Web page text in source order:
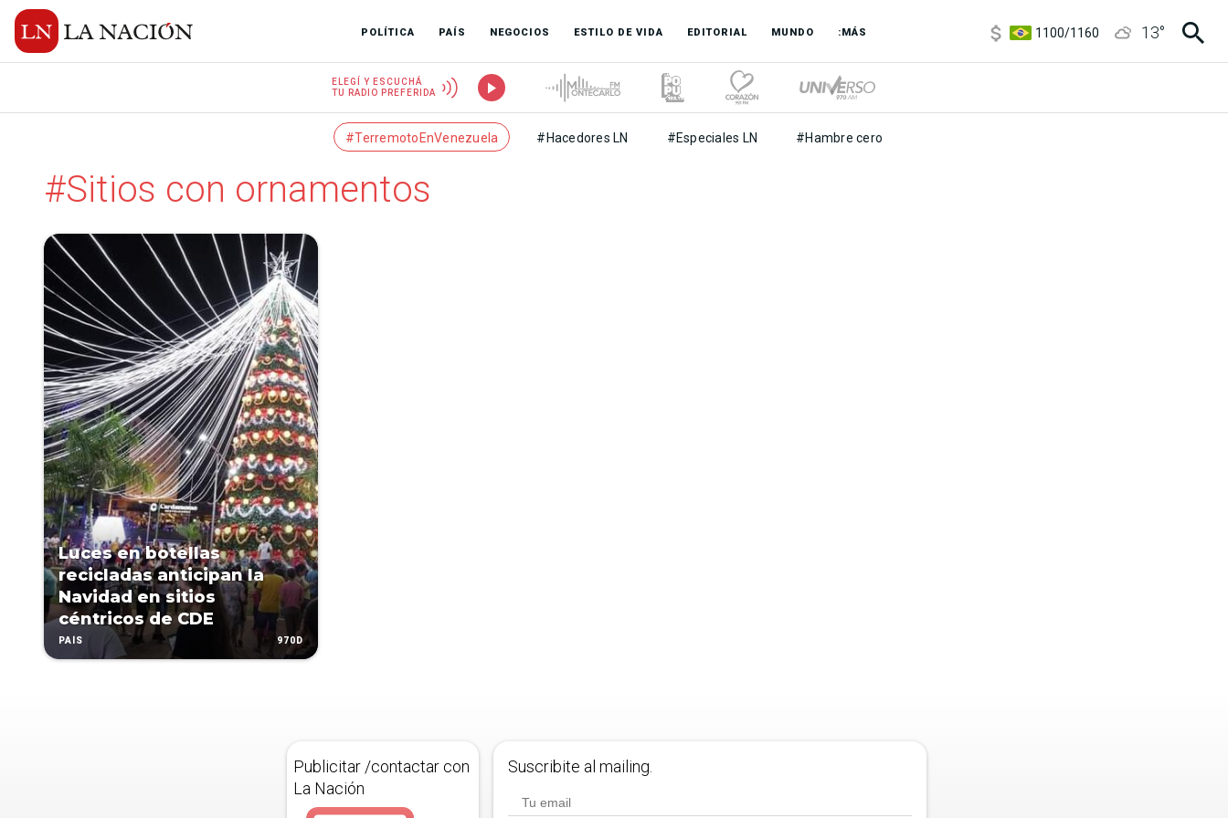
POLÍTICA PAÍS NEGOCIOS ESTILO DE VIDA EDITORIAL MUNDO :MÁS
1100/1160
13°
ELEGÍ Y ESCUCHÁ
TU RADIO PREFERIDA
#TerremotoEnVenezuela #Hacedores LN #Especiales LN #Hambre cero
#Sitios con ornamentos
Luces en botellas
recicladas anticipan la
Navidad en sitios
céntricos de CDE
PAÍS 970D
Publicitar /contactar con
La Nación
Suscribite al mailing.